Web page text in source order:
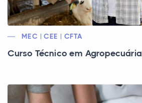
MEC | CEE | CFTA
Curso Técnico em Agropecuária